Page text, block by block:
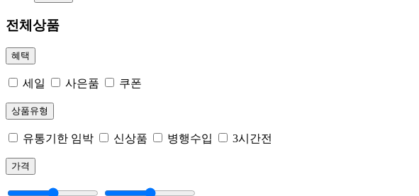
전체상품
혜택
세일 사은품 쿠폰
상품유형
유통기한 임박 신상품 병행수입 3시간전
가격